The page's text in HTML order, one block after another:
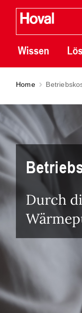
Wissen
Home
Durch